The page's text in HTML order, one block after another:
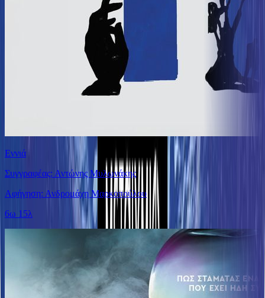
Εννιά
Συγγραφέας: Αντώνης Μυλωνάκης
Αφήγηση: Ανδρομάχη Μαρκοπούλου
6ω 15λ